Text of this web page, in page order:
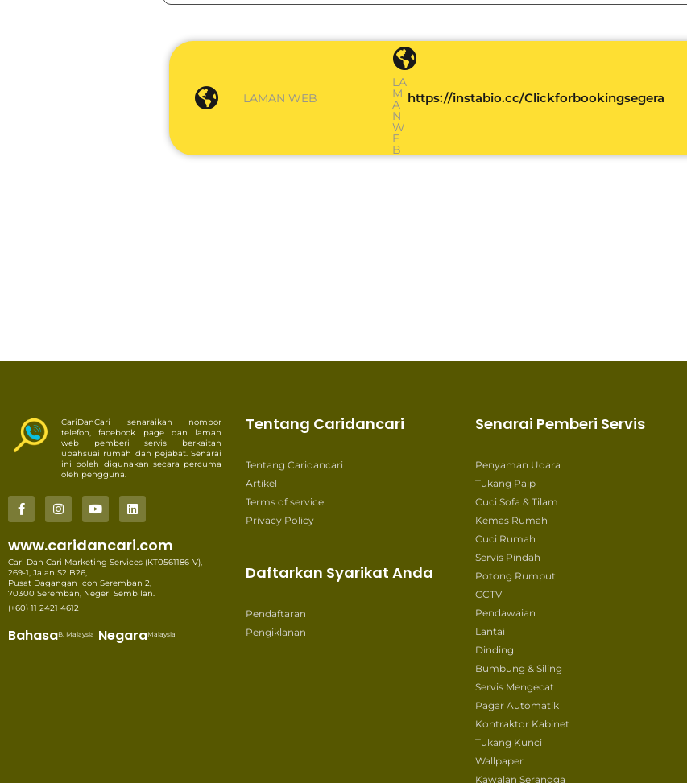
LAMAN WEB
LA
M
A
N
W
E
B
https://instabio.cc/Clickforbookingsegera
CariDanCari senaraikan nombor
telefon, facebook page dan laman
web pemberi servis berkaitan
ubahsuai rumah dan pejabat. Senarai
ini boleh digunakan secara percuma
oleh pengguna.
www.caridancari.com
Cari Dan Cari Marketing Services (KT0561186-V),
269-1, Jalan S2 B26,
Pusat Dagangan Icon Seremban 2,
70300 Seremban, Negeri Sembilan.
(+60) 11 2421 4612
BahasaB. Malaysia NegaraMalaysia
Tentang Caridancari
Tentang Caridancari
Artikel
Terms of service
Privacy Policy
Daftarkan Syarikat Anda
Pendaftaran
Pengiklanan
Senarai Pemberi Servis
Penyaman Udara
Tukang Paip
Cuci Sofa & Tilam
Kemas Rumah
Cuci Rumah
Servis Pindah
Potong Rumput
CCTV
Pendawaian
Lantai
Dinding
Bumbung & Siling
Servis Mengecat
Pagar Automatik
Kontraktor Kabinet
Tukang Kunci
Wallpaper
Kawalan Serangga